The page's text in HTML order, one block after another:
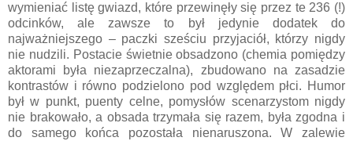
wymieniać listę gwiazd, które przewinęły się przez te 236 (!)
odcinków, ale zawsze to był jedynie dodatek do
najważniejszego – paczki sześciu przyjaciół, którzy nigdy
nie nudzili. Postacie świetnie obsadzono (chemia pomiędzy
aktorami była niezaprzeczalna), zbudowano na zasadzie
kontrastów i równo podzielono pod względem płci. Humor
był w punkt, puenty celne, pomysłów scenarzystom nigdy
nie brakowało, a obsada trzymała się razem, była zgodna i
do samego końca pozostała nienaruszona. W zalewie